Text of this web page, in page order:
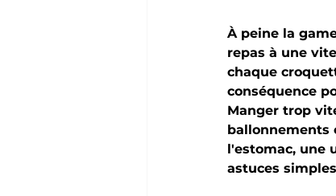
À peine la
repas à une
chaque
conséquence
Manger trop
ballonnements
l'estomac, une
astuces